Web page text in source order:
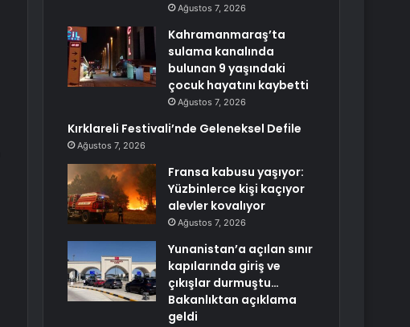
Ağustos 7, 2026
Kahramanmaraş’ta
sulama kanalında
bulunan 9 yaşındaki
çocuk hayatını kaybetti
Ağustos 7, 2026
Kırklareli Festivali’nde Geleneksel Defile
Ağustos 7, 2026
Fransa kabusu yaşıyor:
Yüzbinlerce kişi kaçıyor
alevler kovalıyor
Ağustos 7, 2026
Yunanistan’a açılan sınır
kapılarında giriş ve
çıkışlar durmuştu…
Bakanlıktan açıklama
geldi